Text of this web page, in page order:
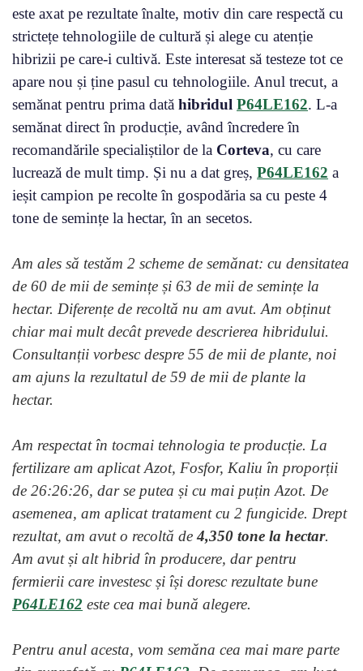
este axat pe rezultate înalte, motiv din care respectă cu
strictețe tehnologiile de cultură și alege cu atenție
hibrizii pe care-i cultivă. Este interesat să testeze tot ce
apare nou și ține pasul cu tehnologiile. Anul trecut, a
semănat pentru prima dată hibridul P64LE162. L-a
semănat direct în producție, având încredere în
recomandările specialiștilor de la Corteva, cu care
lucrează de mult timp. Și nu a dat greș, P64LE162 a
ieșit campion pe recolte în gospodăria sa cu peste 4
tone de semințe la hectar, în an secetos.
Am ales să testăm 2 scheme de semănat: cu densitatea
de 60 de mii de semințe și 63 de mii de semințe la
hectar. Diferențe de recoltă nu am avut. Am obținut
chiar mai mult decât prevede descrierea hibridului.
Consultanții vorbesc despre 55 de mii de plante, noi
am ajuns la rezultatul de 59 de mii de plante la
hectar.
Am respectat în tocmai tehnologia te producție. La
fertilizare am aplicat Azot, Fosfor, Kaliu în proporții
de 26:26:26, dar se putea și cu mai puțin Azot. De
asemenea, am aplicat tratament cu 2 fungicide. Drept
rezultat, am avut o recoltă de4,350 tone la hectar.
Am avut și alt hibrid în producere, dar pentru
fermierii care investesc și își doresc rezultate bune
P64LE162 este cea mai bună alegere.
Pentru anul acesta, vom semăna cea mai mare parte